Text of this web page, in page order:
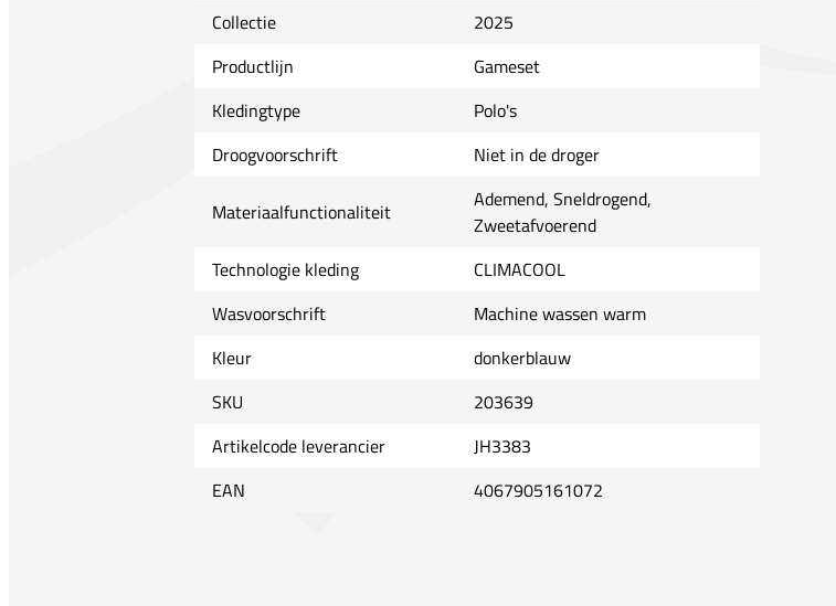
Collectie
2025
Productlijn
Gameset
Kledingtype
Polo's
Droogvoorschrift
Niet in de droger
Materiaalfunctionaliteit
Ademend, Sneldrogend,
Zweetafvoerend
Technologie kleding
CLIMACOOL
Wasvoorschrift
Machine wassen warm
Kleur
donkerblauw
SKU
203639
Artikelcode leverancier
JH3383
EAN
4067905161072